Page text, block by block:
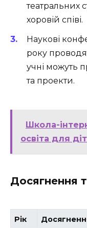
театральних
хоровій співі.
Наукові
року
учні можуть
та проекти.
Школа-
освіта для
Досягнення
Рік